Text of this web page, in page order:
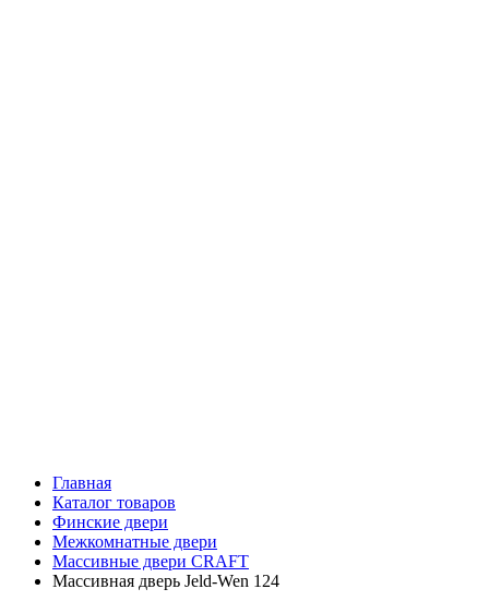
Главная
Каталог товаров
Финские двери
Межкомнатные двери
Массивные двери CRAFT
Массивная дверь Jeld-Wen 124